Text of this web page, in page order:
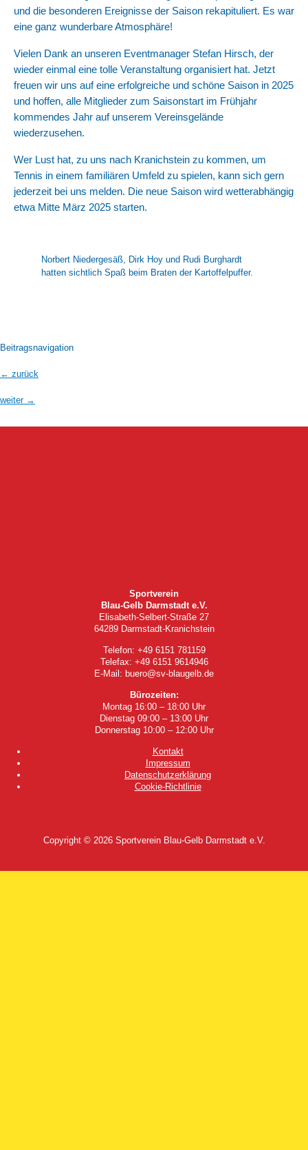
und die besonderen Ereignisse der Saison rekapituliert. Es war
eine ganz wunderbare Atmosphäre!
Vielen Dank an unseren Eventmanager Stefan Hirsch, der
wieder einmal eine tolle Veranstaltung organisiert hat. Jetzt
freuen wir uns auf eine erfolgreiche und schöne Saison in 2025
und hoffen, alle Mitglieder zum Saisonstart im Frühjahr
kommendes Jahr auf unserem Vereinsgelände
wiederzusehen.
Wer Lust hat, zu uns nach Kranichstein zu kommen, um
Tennis in einem familiären Umfeld zu spielen, kann sich gern
jederzeit bei uns melden. Die neue Saison wird wetterabhängig
etwa Mitte März 2025 starten.
Norbert Niedergesäß, Dirk Hoy und Rudi Burghardt
hatten sichtlich Spaß beim Braten der Kartoffelpuffer.
Beitragsnavigation
← zurück
weiter →
Sportverein
Blau-Gelb Darmstadt e.V.
Elisabeth-Selbert-Straße 27
64289 Darmstadt-Kranichstein
Telefon: +49 6151 781159
Telefax: +49 6151 9614946
E-Mail: buero@sv-blaugelb.de
Bürozeiten:
Montag 16:00 – 18:00 Uhr
Dienstag 09:00 – 13:00 Uhr
Donnerstag 10:00 – 12:00 Uhr
Kontakt
Impressum
Datenschutzerklärung
Cookie-Richtlinie
Copyright © 2026 Sportverein Blau-Gelb Darmstadt e.V.